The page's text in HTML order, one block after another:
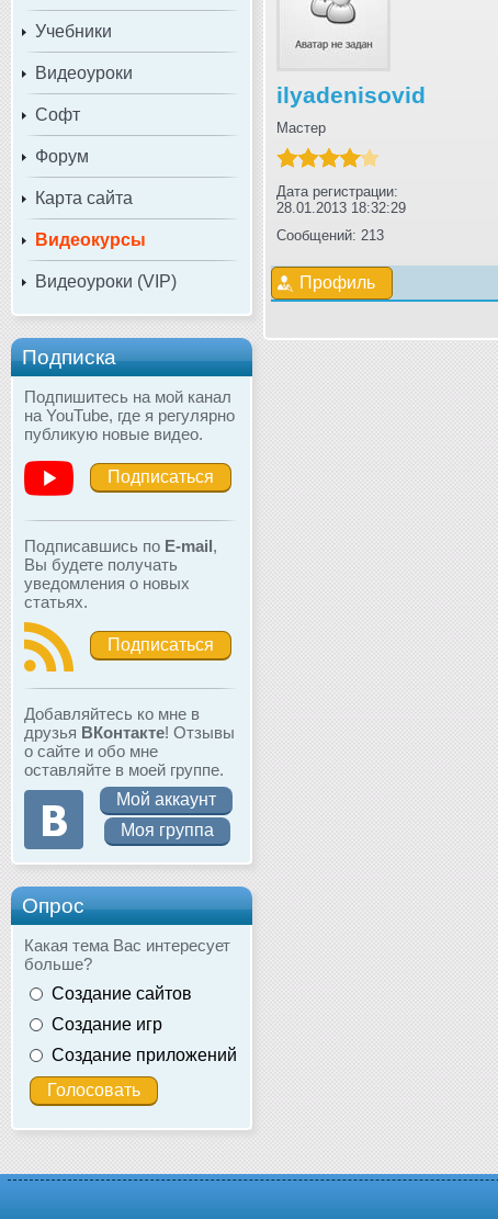
Учебники
Видеоуроки
Софт
Форум
Карта сайта
Видеокурсы
Видеоуроки (VIP)
Подписка
Подпишитесь на мой канал
на YouTube, где я регулярно
публикую новые видео.
Подписаться
Подписавшись по E-mail,
Вы будете получать
уведомления о новых
статьях.
Подписаться
Добавляйтесь ко мне в
друзья ВКонтакте! Отзывы
о сайте и обо мне
оставляйте в моей группе.
Мой аккаунт
Моя группа
Опрос
Какая тема Вас интересует
больше?
Создание сайтов
Создание игр
Создание приложений
ilyadenisovid
Мастер
Дата регистрации:
28.01.2013 18:32:29
Сообщений: 213
Профиль